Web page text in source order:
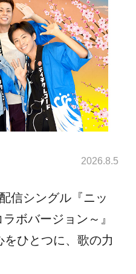
2026.8.5
信シングル『ニッ
ボバージョン～』
ひとつに、歌の力